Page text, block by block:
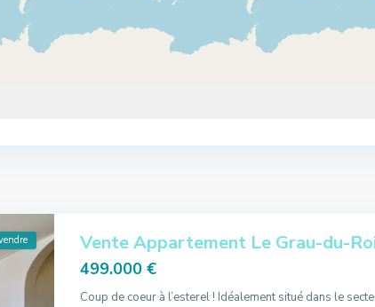
Vente Appartement Le Grau-du-
499.000 €
Coup de coeur à l’esterel ! Idéalement situé dans le